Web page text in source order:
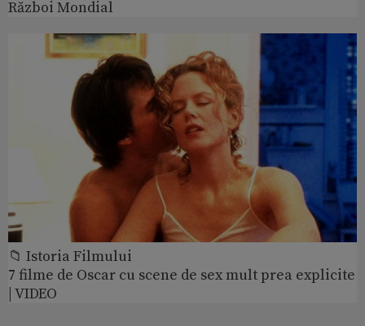
Război Mondial
📁 Istoria Filmului
7 filme de Oscar cu scene de sex mult prea explicite
| VIDEO